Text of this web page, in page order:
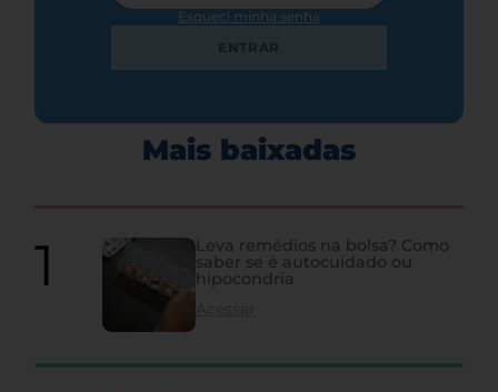
Esqueci minha senha
ENTRAR
Mais baixadas
Leva remédios na bolsa? Como
saber se é autocuidado ou
hipocondria